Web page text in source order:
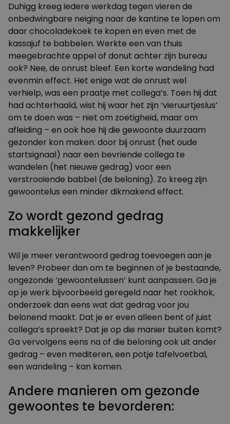
Duhigg kreeg iedere werkdag tegen vieren de
onbedwingbare neiging naar de kantine te lopen om
daar chocoladekoek te kopen en even met de
kassajuf te babbelen. Werkte een van thuis
meegebrachte appel of donut achter zijn bureau
ook? Nee, de onrust bleef. Een korte wandeling had
evenmin effect. Het enige wat de onrust wel
verhielp, was een praatje met collega’s. Toen hij dat
had achterhaald, wist hij waar het zijn ‘vieruurtjeslus’
om te doen was – niet om zoetigheid, maar om
afleiding – en ook hoe hij die gewoonte duurzaam
gezonder kon maken: door bij onrust (het oude
startsignaal) naar een bevriende collega te
wandelen (het nieuwe gedrag) voor een
verstrooiende babbel (de beloning). Zo kreeg zijn
gewoontelus een minder dikmakend effect.
Zo wordt gezond gedrag
makkelijker
Wil je meer verantwoord gedrag toevoegen aan je
leven? Probeer dan om te beginnen of je bestaande,
ongezonde ‘gewoontelussen’ kunt aanpassen. Ga je
op je werk bijvoorbeeld geregeld naar het rookhok,
onderzoek dan eens wat dat gedrag voor jou
belonend maakt. Dat je er even alleen bent of juist
collega’s spreekt? Dat je op die manier buiten komt?
Ga vervolgens eens na of die beloning ook uit ander
gedrag – even mediteren, een potje tafelvoetbal,
een wandeling – kan komen.
Andere manieren om gezonde
gewoontes te bevorderen: